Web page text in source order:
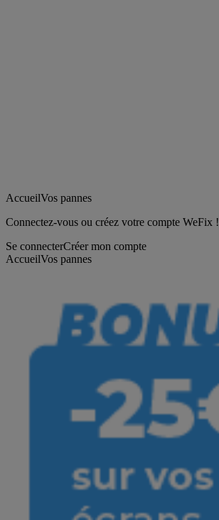
AccueilVos pannes
Connectez-vous ou créez votre compte WeFix !
Se connecterCréer mon compte
AccueilVos pannes